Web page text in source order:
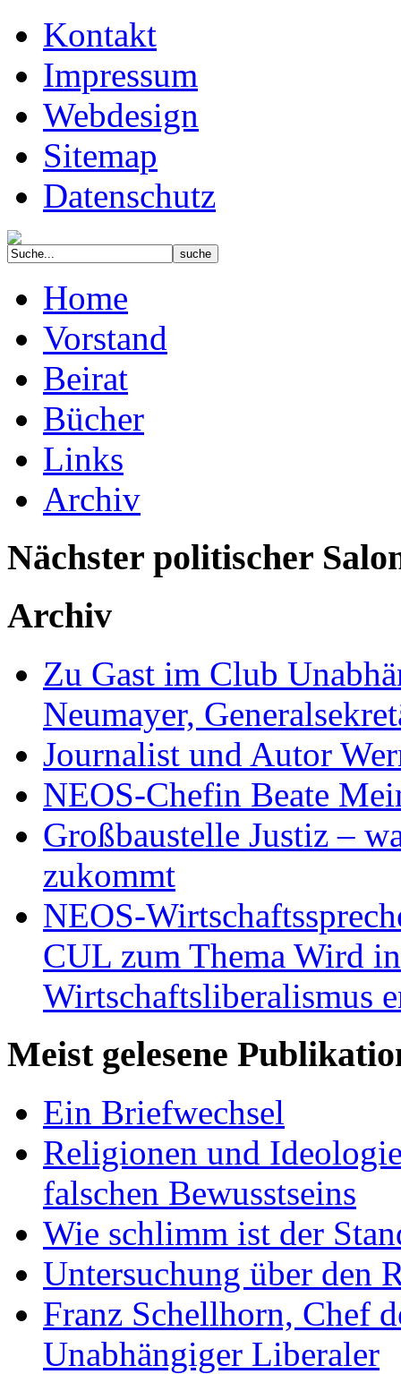
Kontakt
Impressum
Webdesign
Sitemap
Datenschutz
Home
Vorstand
Beirat
Bücher
Links
Archiv
Nächster politischer
Archiv
Zu Gast im Club
Neumayer,
Journalist und Autor
NEOS-Chefin Beate
Großbaustelle Justiz –
zukommt
NEOS-
CUL zum Thema Wird
Wirtschaftsliberalismus
Meist gelesene
Ein Briefwechsel
Religionen und
falschen Bewusstseins
Wie schlimm ist der
Untersuchung über den
Franz Schellhorn, Chef
Unabhängiger Liberaler